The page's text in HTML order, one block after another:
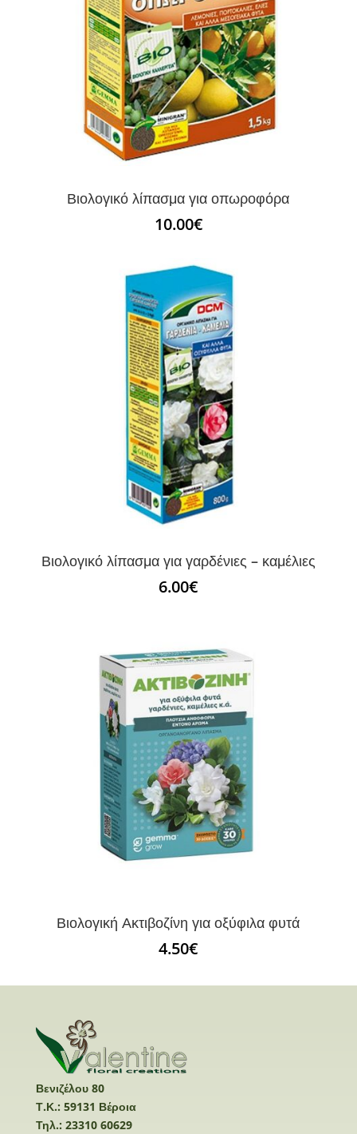
Βιολογικό λίπασμα για οπωροφόρα
10.00€
Βιολογικό λίπασμα για γαρδένιες – καμέλιες
6.00€
Βιολογική Ακτιβοζίνη για οξύφιλα φυτά
4.50€
Βενιζέλου 80
Τ.Κ.: 59131 Βέροια
Τηλ.: 23310 60629